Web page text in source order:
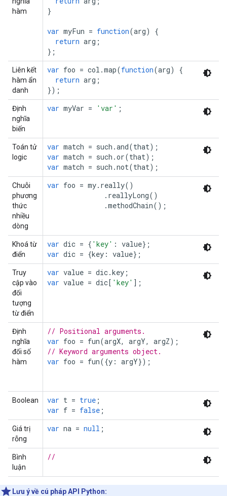
hàm
}
var myFun = function(arg)
{
return arg ;
};
Liên kết
hàm ẩn
danh
var foo = col .map(function(arg)
{
return arg ;
});
Định
nghĩa
biến
var myVar = 'var' ;
Toán tử
logic
var match = such .and(that);
var match = such .or(that);
var match = such .not(that);
Chuỗi
phương
thức
nhiều
dòng
var foo = my. really()
. reallyLong()
.methodChain();
Khoá từ
điển
var dic = { 'key' : value};
var dic = {key : value};
Truy
cập vào
đối
tượng
từ điển
var value = dic.key ;
var value = dic[ 'key' ];
Định
nghĩa
đối số
hàm
// Positional arguments.
var foo = fun(argX, argY, argZ);
// Keyword arguments object.
var foo = fun({y : argY});
Boolean var t = true ;
var f = false ;
Giá trị
rỗng
var na = null ;
Bình
luận
//
Lưu ý về cú pháp API Python: